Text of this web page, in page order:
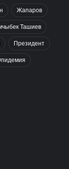
Жапаров
Ташиев
Президент